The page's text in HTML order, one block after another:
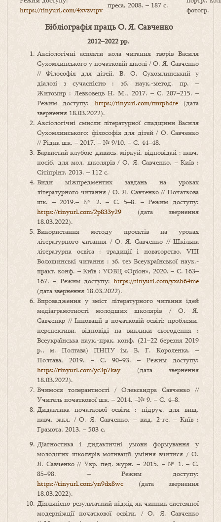
https://tinyurl.com/4xvzvtpv
преса, 2008. – 187 с.
фотогр.
Бібліографія праць О. Я. Савченко
2012–2022 рр.
Аксіологічні аспекти кола читання творів Василя
Сухомлинського у початковій школі / О. Я. Савченко
// Філософія для дітей. В. О. Сухомлинський у
діалозі з сучасністю : зб. наук.-метод. пр. –
Житомир : Левковець Н. М., 2017. – С. 207–215. –
Режим доступу: https://tinyurl.com/rmrphdre(дата
звернення 18.03.2022).
Аксіологічні смисли літературної спадщини Василя
Сухомлинського: філософія для дітей / О. Савченко
// Рідна шк. – 2017. – № 9/10. – С. 44–48.
Барвистий клубок: дивись, міркуй, відповідай : навч.
посіб. для мол. школярів / О. Я. Савченко. – Київ :
Сітіпрінт, 2013. – 112 с.
Види міжпредментих завдань на уроках
літературного читання / О. Я. Савченко // Початкова
шк. – 2019.– № 2. – С. 5–8. – Режим доступу:
https://tinyurl.com/2p833y29 (дата звернення
18.03.2022).
Використання методу проектів на уроках
літературного читання / О. Я. Савченко // Шкільна
літературна освіта : традиції і новаторство. VІІІ
Волошинські читання : зб. тез Всеукраїнської наук.-
практ. конф. – Київ : УОВЦ «Оріон», 2020. – С. 163–
167. – Режим доступу: https://tinyurl.com/yxsh64me
(дата звернення 18.03.2022).
Впровадження у зміст літературного читання ідей
медіаграмотності молодших школярів / О. Я.
Савченкр // Інновації в початковій освіті: проблеми,
перспективи, відповіді на виклики сьогодення :
Всеукраїнська наук.-прак. конф. (21–22 березня 2019
р., м. Полтава) ПНПУ ім. В. Г. Короленка. –
Полтава, 2019. – С. 90–93. – Режим доступу:
https://tinyurl.com/yc3p7kay(дата звернення
18.03.2022).
Вчимося толерантності / Олександра Савченко //
Учитель початкової шк. – 2014. –№ 9. – С. 4–8.
Дидактика початкової освіти : підруч. для вищ.
навч. закл. / О. Я. Савченко. – вид. 2-ге. – Київ :
Грамота, 2013. – 503 с.
Діагностика і дидактичні умови формування у
молодших школярів мотивації уміння вчитися / О.
Я. Савченко // Укр. пед. журн. – 2015. – № 1. – С.
85–98. – Режим доступу:
https://tinyurl.com/yn9dx8wc (дата звернення
18.03.2022).
Діяльнісно-результатний підхід як чинник системної
модернізації початкової освіти. / О. Я. Савченко